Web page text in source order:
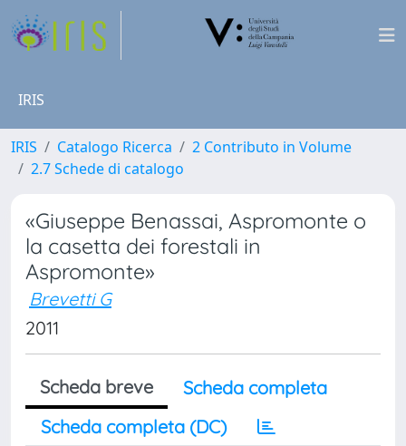
IRIS
IRIS Catalogo Ricerca
2 Contributo in Volume
2.7 Schede di catalogo
«Giuseppe Benassai, Aspromonte o
la casetta dei forestali in
Aspromonte»
Brevetti G
2011
Scheda breve
Scheda completa
Scheda completa (DC)